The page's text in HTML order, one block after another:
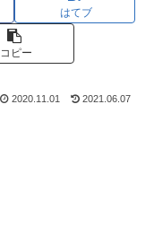
はてブ
コピー
2020.11.01 2021.06.07